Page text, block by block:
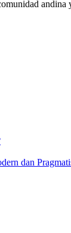
andina
dan